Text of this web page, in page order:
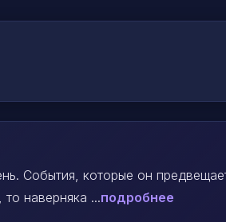
События, которые он
наверняка ...подробнее